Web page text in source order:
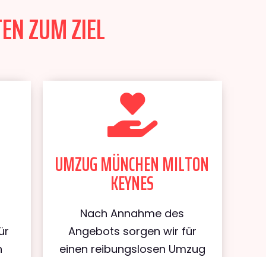
ZUM ZIEL
UMZUG MÜNCHEN MILTON
KEYNES
Nach Annahme des
Angebots sorgen wir für
einen reibungslosen Umzug